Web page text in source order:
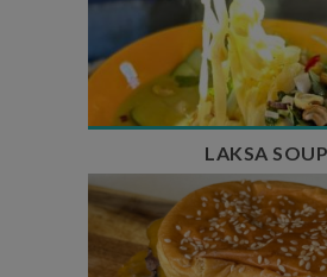
Temps de préparation :
Temps de cuisson :
Nombre de
LAKSA SOUP